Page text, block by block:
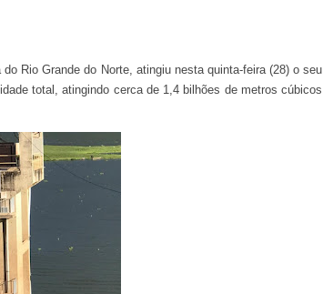
Rio Grande do Norte, atingiu nesta quinta-feira (28) o seu
total, atingindo cerca de 1,4 bilhões de metros cúbicos